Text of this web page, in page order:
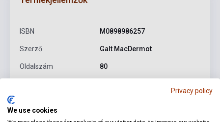
ISBN M0898986257
Szerző Galt MacDermot
Oldalszám 80
Kiadási év 1968
Privacy policy
We use cookies